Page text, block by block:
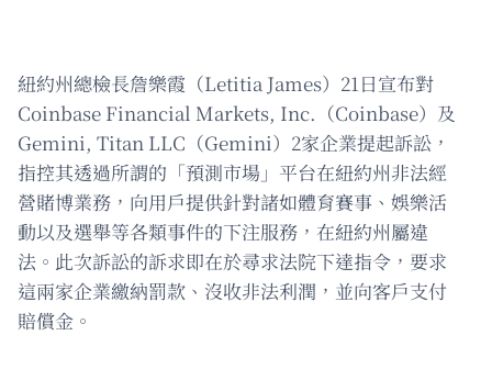
紐約州總檢長詹樂霞（Letitia James）21日宣布對
Coinbase Financial Markets, Inc.（Coinbase）及
Gemini, Titan LLC（Gemini）2家企業提起訴訟，
指控其透過所謂的「預測市場」平台在紐約州非法經
營賭博業務，向用戶提供針對諸如體育賽事、娛樂活
動以及選舉等各類事件的下注服務，在紐約州屬違
法。此次訴訟的訴求即在於尋求法院下達指令，要求
這兩家企業繳納罰款、沒收非法利潤，並向客戶支付
賠償金。